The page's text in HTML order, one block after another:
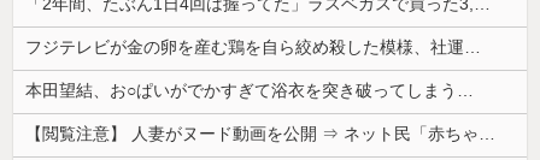
本田望結、お○ぱいがでかすぎて浴衣を突き破ってしまう…